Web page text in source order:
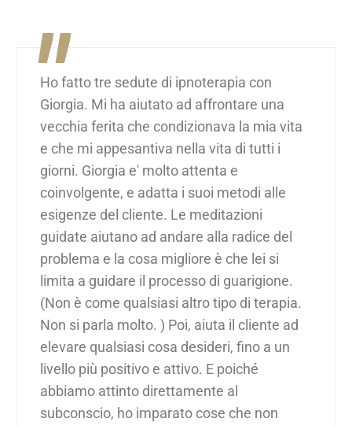
Ho fatto tre sedute di ipnoterapia con
Giorgia. Mi ha aiutato ad affrontare una
vecchia ferita che condizionava la mia vita
e che mi appesantiva nella vita di tutti i
giorni. Giorgia e' molto attenta e
coinvolgente, e adatta i suoi metodi alle
esigenze del cliente. Le meditazioni
guidate aiutano ad andare alla radice del
problema e la cosa migliore è che lei si
limita a guidare il processo di guarigione.
(Non è come qualsiasi altro tipo di terapia.
Non si parla molto. ) Poi, aiuta il cliente ad
elevare qualsiasi cosa desideri, fino a un
livello più positivo e attivo. E poiché
abbiamo attinto direttamente al
subconscio, ho imparato cose che non
"